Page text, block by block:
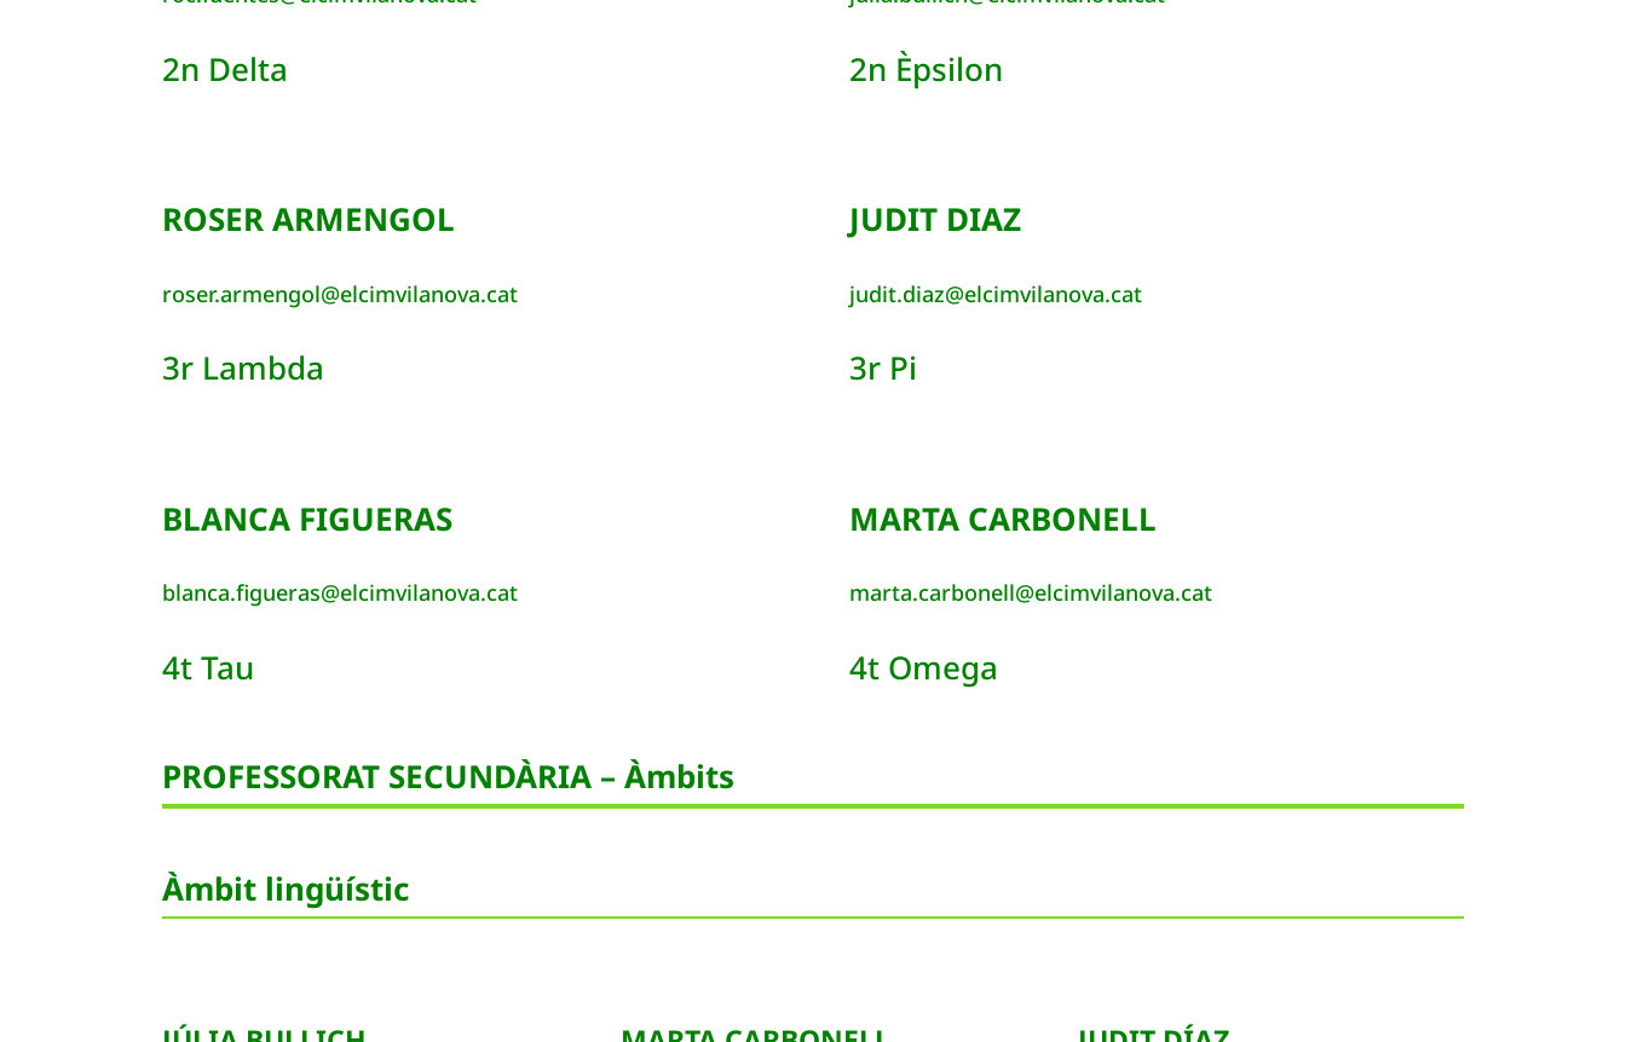
2n Delta 2n Èpsilon
ROSER ARMENGOL
roser.armengol@elcimvilanova.cat
3r Lambda
JUDIT DIAZ
judit.diaz@elcimvilanova.cat
3r Pi
BLANCA FIGUERAS
blanca.figueras@elcimvilanova.cat
4t Tau
MARTA CARBONELL
marta.carbonell@elcimvilanova.cat
4t Omega
PROFESSORAT SECUNDÀRIA – Àmbits
Àmbit lingüístic